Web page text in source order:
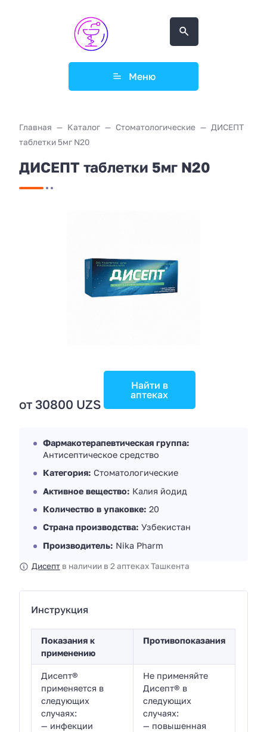
Меню
Главная Каталог Стоматологические
ДИСЕПТ
таблетки 5мг N20
ДИСЕПТ таблетки 5мг N20
от 30800 UZS
Найти в
аптеках
Фармакотерапевтическая группа:
Антисептическое средство
Категория: Стоматологические
Активное вещество: Калия йодид
Количество в упаковке: 20
Страна производства: Узбекистан
Производитель: Nika Pharm
Дисептв наличии в 2 аптеках Ташкента
Инструкция
Показания к
применению
Противопоказания
Дисепт®
применяется в
следующих
случаях:
— инфекции
Не применяйте
Дисепт® в
следующих
случаях:
— повышенная